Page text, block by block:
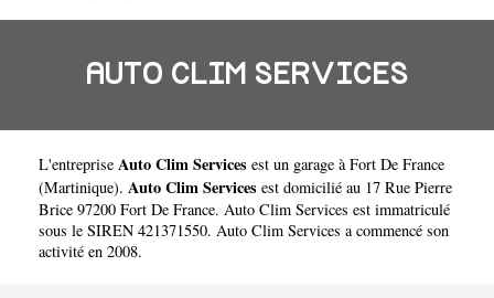
AUTO CLIM SERVICES
L'entreprise Auto Clim Services est un garage à Fort De France
(Martinique). Auto Clim Services est domicilié au 17 Rue Pierre
Brice 97200 Fort De France. Auto Clim Services est immatriculé
sous le SIREN 421371550. Auto Clim Services a commencé son
activité en 2008.